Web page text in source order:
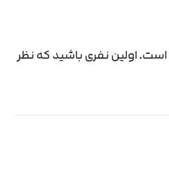
اولین نفری باشید که نظر